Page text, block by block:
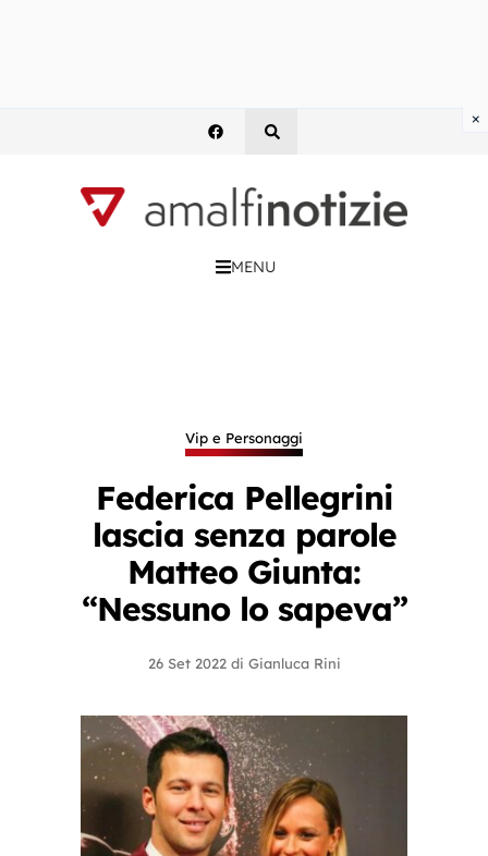
MENU
Vip e Personaggi
Federica Pellegrini
lascia senza parole
Matteo Giunta:
“Nessuno lo sapeva”
26 Set 2022 di Gianluca Rini
×